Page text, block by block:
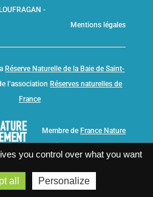
-
Mentions légales
Réserve Naturelle de la Baie de Saint-
l’association Réserves naturelles de
France
Membre de France Nature
you control over what you want
all
Personalize